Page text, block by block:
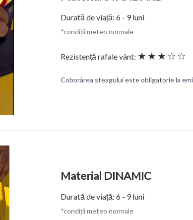
Durată de viață: 6 - 9 luni
*condiții meteo normale
Rezistență rafale vânt: ★★★☆☆
Coborârea steagului este obligatorie la
Material DINAMIC
Durată de viață: 6 - 9 luni
*condiții meteo normale